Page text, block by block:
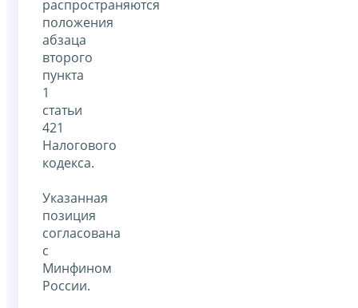
распространяются
положения
абзаца
второго
пункта
1
статьи
421
Налогового
кодекса.
Указанная
позиция
согласована
с
Минфином
России.